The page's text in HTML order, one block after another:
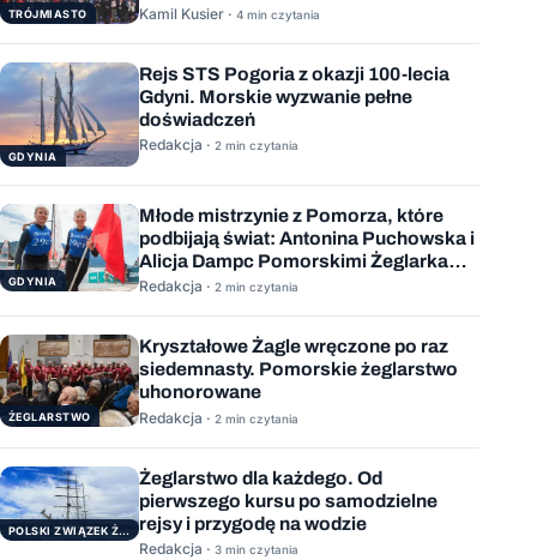
TRÓJMIASTO Kamil Kusier · 4 min czytania
GDYNIA
Rejs STS Pogoria z okazji 100-lecia
Gdyni. Morskie wyzwanie pełne
doświadczeń
Redakcja · 2 min czytania
GDYNIA
Młode mistrzynie z Pomorza, które
podbijają świat: Antonina Puchowska i
Alicja Dampc Pomorskimi Żeglarkami
Roku 2025
Redakcja · 2 min czytania
ŻEGLARSTWO
Kryształowe Żagle wręczone po raz
siedemnasty. Pomorskie żeglarstwo
uhonorowane
Redakcja · 2 min czytania
POLSKI ZWIĄZEK ŻEGLARSKI
Żeglarstwo dla każdego. Od
pierwszego kursu po samodzielne
rejsy i przygodę na wodzie
Redakcja · 3 min czytania